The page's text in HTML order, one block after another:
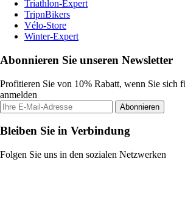
Triathlon-Expert
TripnBikers
Vélo-Store
Winter-Expert
Abonnieren Sie unseren Newsletter
Profitieren Sie von 10% Rabatt, wenn Sie sich
anmelden
Abonnieren
Bleiben Sie in Verbindung
Folgen Sie uns in den sozialen Netzwerken